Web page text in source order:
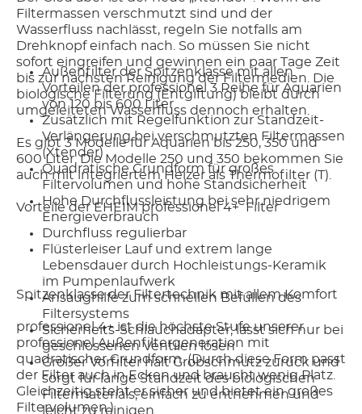
Filtermassen verschmutzt sind und der
Wasserfluss nachlässt, regeln Sie notfalls am
Drehknopf einfach nach. So müssen Sie nicht
sofort eingreifen und gewinnen ein paar Tage Zeit
bis zur nächsten Reinigung der Filtermedien. Die
biologische Filterung (Entgiftung) bleibt durch
umgeleiteten Wasserfluss dennoch erhalten.
Es gibt 3 Modelle für Aquarien bis 250, 350 und
600 Liter. Die Modelle 250 und 350 bekommen Sie
auch mit integriertem Heizer als Thermofilter (T).
Vorteile der EHEIM professionel 4+ Filter
Außenfilter der Spitzenklasse mit allen
Vorteilen der professionel 3 Reihe für Aquarien
von 120 bis 600 Liter
Zusätzlich mit Regelfunktion zur Standzeit-
Verlängerung bei verschmutzten Filtermassen
(Xtender)
Quadratische Grundform für großes
Filtervolumen und hohe Standsicherheit
Hohe Durchflussleistung bei sehr niedrigem
Energieverbrauch
Durchfluss regulierbar
Flüsterleiser Lauf und extrem lange
Lebensdauer durch Hochleistungs-Keramik
im Pumpenlaufwerk
Ansaughilfe zum schnellen Befüllen des
Filtersystems
Sicherheits-Schlauchadapter; lässt sich nur bei
geschlossenen Ventilen lösen
Großer Vorfilter hält Grobschmutz zurück und
sorgt für lange Standzeit des biologischen
Filtermaterials; einfach zu entnehmen und
leicht zu reinigen
Spitzenklasse der Filtertechnik mit allem Komfort
professionel 4+ ist die höchste Stufe unserer
professionel Außenfiltergeneration mit
quadratischer Grundform. (Durch diese Form passt
der Filter auch in Ecken und braucht wenig Platz.
Gleichzeitig steht er sicher und bietet ein großes
Filtervolumen.)